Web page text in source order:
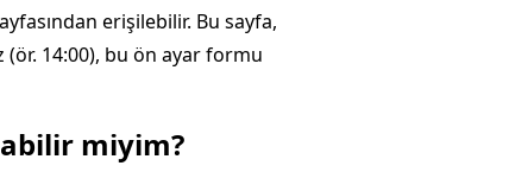
erişilebilir. Bu sayfa,
(ör. 14:00), bu ön ayar formu
miyim?